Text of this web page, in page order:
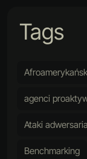
Tags
agenci
Ataki
Benchmarking